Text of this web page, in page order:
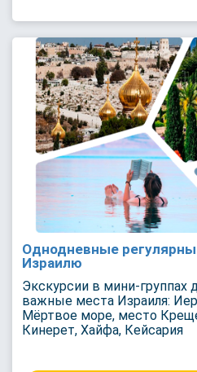
Однодневные
Израилю
Экскурсии в мини-группах
важные места Израиля:
Мёртвое море, место
Кинерет, Хайфа, Кейсария